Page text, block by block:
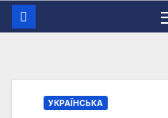
УКРАЇНСЬКА